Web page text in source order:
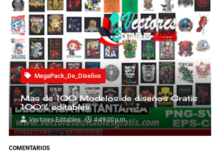
MegaPack_De_Diseños
Mas de 100 Modelos de diseños Gratis
100% editables
Vectores Editables 4:49:00 p.m.
COMENTARIOS